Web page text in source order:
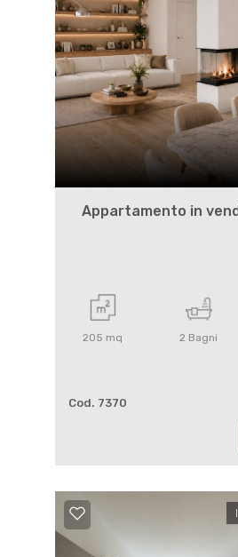
Appartamento in
205 mq 2 Bagni
Cod. 7370